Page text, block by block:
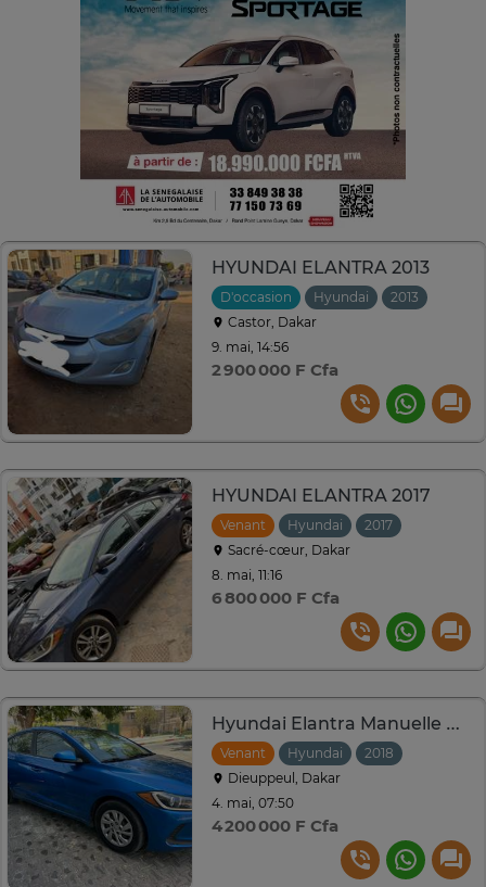
HYUNDAI ELANTRA 2013
D'occasion Hyundai 2013
Castor, Dakar
9. mai, 14:56
2 900 000 F Cfa
HYUNDAI ELANTRA 2017
Venant Hyundai 2017
Sacré-cœur, Dakar
8. mai, 11:16
6 800 000 F Cfa
Hyundai Elantra Manuelle Essence
Venant Hyundai 2018
Dieuppeul, Dakar
4. mai, 07:50
4 200 000 F Cfa